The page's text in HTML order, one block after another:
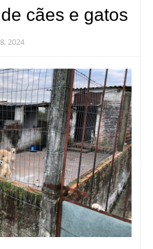
cães e gatos
2024